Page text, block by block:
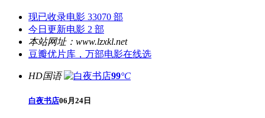
现已收录电影 33070 部
今日更新电影 2 部
本站网址：www.lzxkl.net
豆瓣优片库，万部电影在线选
HD国语 99°C
白夜书店06月24日